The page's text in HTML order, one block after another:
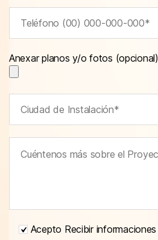
Anexar planos y/o fotos (opcional)
Acepto Recibir